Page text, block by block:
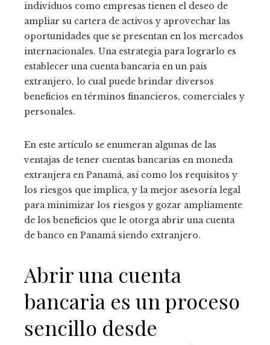
individuos como empresas tienen el deseo de
ampliar su cartera de activos y aprovechar las
oportunidades que se presentan en los mercados
internacionales. Una estrategia para lograrlo es
establecer una cuenta bancaria en un país
extranjero, lo cual puede brindar diversos
beneficios en términos financieros, comerciales y
personales.
En este artículo se enumeran algunas de las
ventajas de tener cuentas bancarias en moneda
extranjera en Panamá, así como los requisitos y
los riesgos que implica, y la mejor asesoría legal
para minimizar los riesgos y gozar ampliamente
de los beneficios que le otorga abrir una cuenta
de banco en Panamá siendo extranjero.
Abrir una cuenta
bancaria es un proceso
sencillo desde